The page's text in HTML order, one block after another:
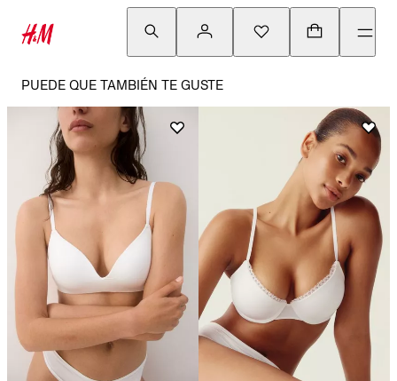
PUEDE QUE TAMBIÉN TE GUSTE